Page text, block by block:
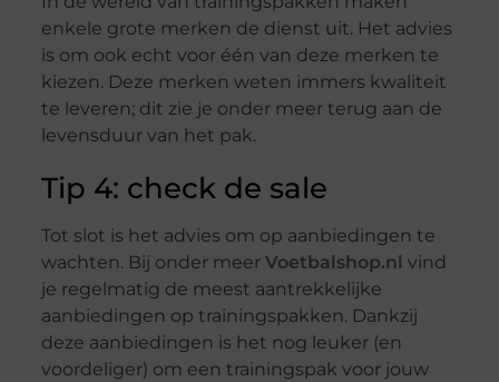
enkele grote merken de dienst uit. Het advies
is om ook echt voor één van deze merken te
kiezen. Deze merken weten immers kwaliteit
te leveren; dit zie je onder meer terug aan de
levensduur van het pak.
Tip 4: check de sale
Tot slot is het advies om op aanbiedingen te
wachten. Bij onder meer Voetbalshop.nl vind
je regelmatig de meest aantrekkelijke
aanbiedingen op trainingspakken. Dankzij
deze aanbiedingen is het nog leuker (en
voordeliger) om een trainingspak voor jouw